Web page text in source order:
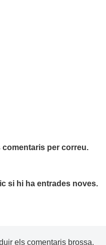
comentaris per correu.
si hi ha entrades noves.
els comentaris brossa.